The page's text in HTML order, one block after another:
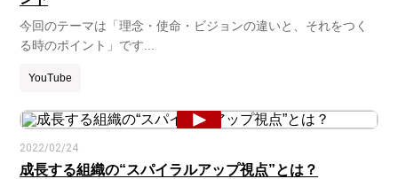
今回のテーマは「理念・使命・ビジョンの違いと、それをつく
る時のポイント」です...
YouTube
2022/02/24
成長する組織の“スパイラルアップ視点”とは？